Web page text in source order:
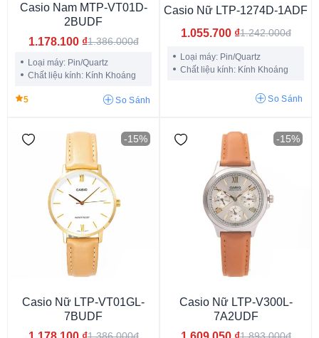
Kinetic Powermatic 80 4R35A 4R36A 4R39A
7S26
Vỏ màu xanh Vỏ màu đỏ
Casio Nam MTP-VT01D-
2BUDF
1.178.100 ₫1.386.000đ
Loại máy: Pin/Quartz
Chất liệu kính: Kính Khoáng
5 So Sánh
Casio Nữ LTP-1274D-1ADF
1.055.700 ₫1.242.000đ
Loại máy: Pin/Quartz
Chất liệu kính: Kính Khoáng
So Sánh
-15%
Casio Nữ LTP-VT01GL-
7BUDF
-15%
Casio Nữ LTP-V300L-
7A2UDF